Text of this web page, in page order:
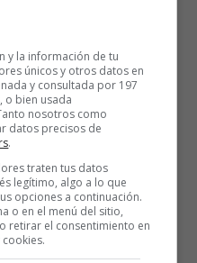
y la información de tu
únicos y otros datos en
y consultada por 197
o bien usada
nosotros como
datos precisos de
.
traten tus datos
legítimo, algo a lo que
opciones a continuación.
o en el menú del sitio,
retirar el consentimiento en